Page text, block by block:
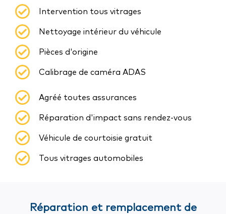
Intervention tous vitrages
Nettoyage intérieur du véhicule
Pièces d'origine
Calibrage de caméra ADAS
Agréé toutes assurances
Réparation d'impact sans rendez-vous
Véhicule de courtoisie gratuit
Tous vitrages automobiles
Réparation et remplacement de